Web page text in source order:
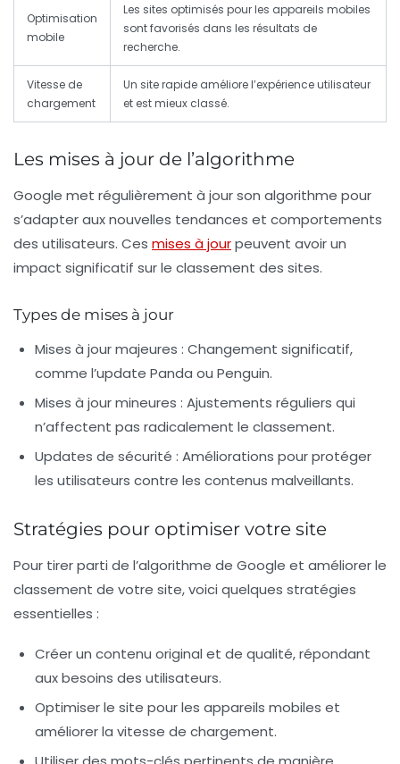
Optimisation
mobile
Les sites optimisés pour les appareils mobiles
sont favorisés dans les résultats de
recherche.
Vitesse de
chargement
Un site rapide améliore l’expérience utilisateur
et est mieux classé.
Les mises à jour de l’algorithme
Google met régulièrement à jour son algorithme pour
s’adapter aux nouvelles tendances et comportements
des utilisateurs. Ces mises à jourpeuvent avoir un
impact significatif sur le classement des sites.
Types de mises à jour
Mises à jour majeures : Changement significatif,
comme l’update Panda ou Penguin.
Mises à jour mineures : Ajustements réguliers qui
n’affectent pas radicalement le classement.
Updates de sécurité : Améliorations pour protéger
les utilisateurs contre les contenus malveillants.
Stratégies pour optimiser votre site
Pour tirer parti de l’algorithme de Google et améliorer le
classement de votre site, voici quelques stratégies
essentielles :
Créer un contenu original et de qualité, répondant
aux besoins des utilisateurs.
Optimiser le site pour les appareils mobiles et
améliorer la vitesse de chargement.